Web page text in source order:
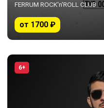
FERRUM ROCK'n'ROLL CLUB
от 1700 ₽
6+